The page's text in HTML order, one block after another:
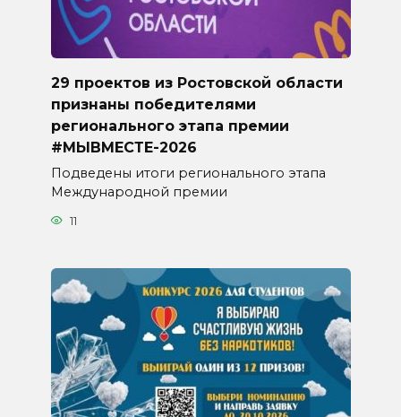
29 проектов из Ростовской области
признаны победителями
регионального этапа премии
#МЫВМЕСТЕ-2026
Подведены итоги регионального этапа
Международной премии
11